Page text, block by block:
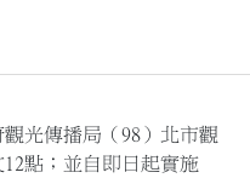
光傳播局（98）北市觀
12點；並自即日起實施